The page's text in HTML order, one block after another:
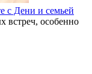
с Дени и семьей
встреч, особенно